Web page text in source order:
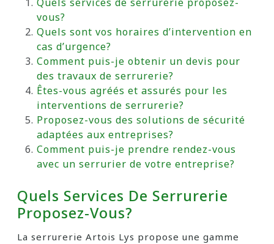
vous?
Quels sont vos horaires d’intervention en
cas d’urgence?
Comment puis-je obtenir un devis pour
des travaux de serrurerie?
Êtes-vous agréés et assurés pour les
interventions de serrurerie?
Proposez-vous des solutions de sécurité
adaptées aux entreprises?
Comment puis-je prendre rendez-vous
avec un serrurier de votre entreprise?
Quels Services De Serrurerie
Proposez-Vous?
La serrurerie Artois Lys propose une gamme